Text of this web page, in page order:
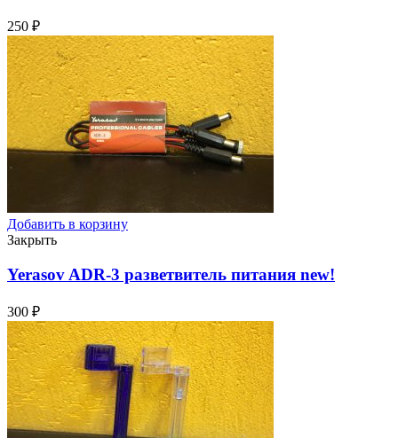
250 ₽
Добавить в корзину
Закрыть
Yerasov ADR-3 разветвитель питания new!
300 ₽